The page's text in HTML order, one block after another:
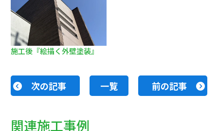
施工後『絵描く外壁塗装』
次の記事 一覧 前の記事
関連施工事例